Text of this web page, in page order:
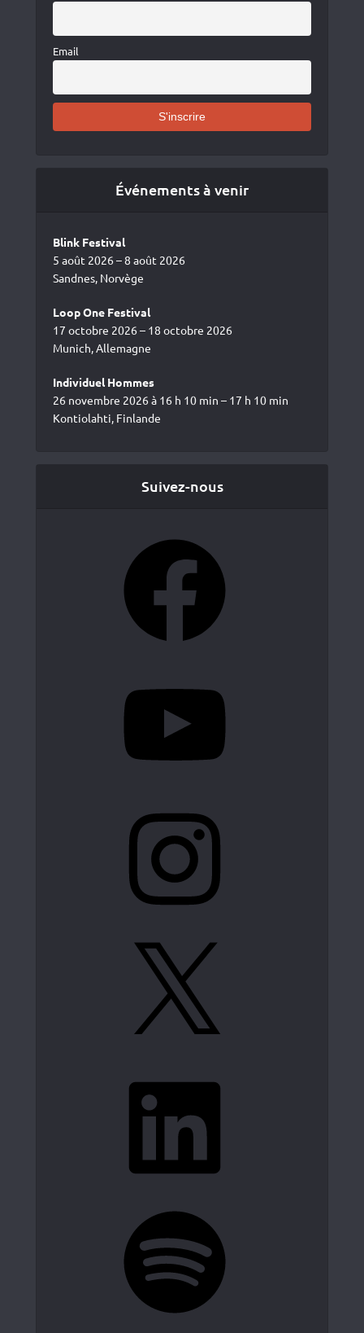
Email
Événements à venir
Blink Festival
5 août 2026 – 8 août 2026
Sandnes, Norvège
Loop One Festival
17 octobre 2026 – 18 octobre 2026
Munich, Allemagne
Individuel Hommes
26 novembre 2026 à 16 h 10 min – 17 h 10 min
Kontiolahti, Finlande
Suivez-nous